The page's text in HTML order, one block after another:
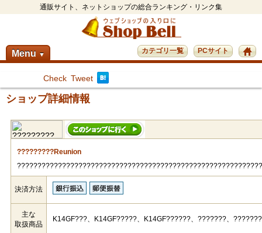
通販サイト、ネットショップの総合ランキング・リンク集
Menu ▼ PCサイト
カテゴリ一覧
Check Tweet
ショップ詳細情報
?????????Reunion
決済方法
主な
取扱商品
K14GF???、K14GF?????、K14GF??????、???????、